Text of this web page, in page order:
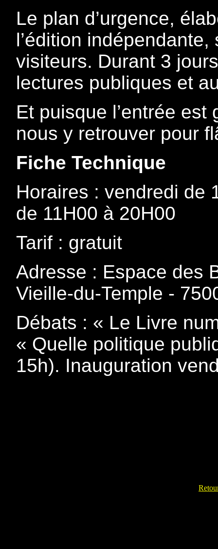
Le plan d’urgence,
l’édition
visiteurs. Durant 3
lectures publiques et
Et puisque l’entrée
nous y retrouver pour
Fiche Technique
Horaires : vendredi de
de 11H00 à 20H00
Tarif : gratuit
Adresse : Espace des
Vieille-du-Temple -
Débats : « Le Livre
« Quelle politique
15h). Inauguration